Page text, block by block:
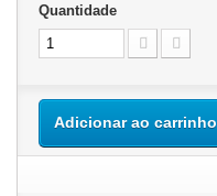
Quantidade
Adicionar ao carrinho